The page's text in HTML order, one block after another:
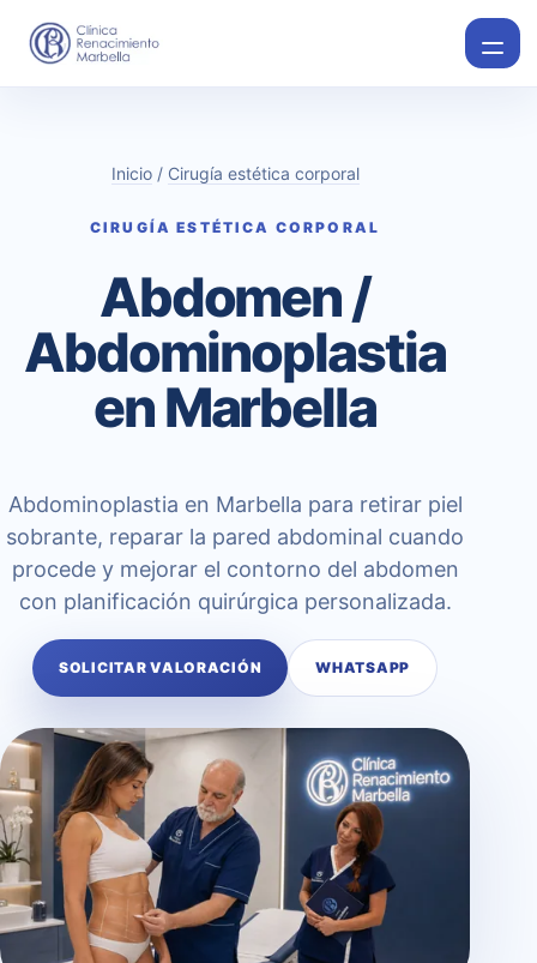
Inicio/ Cirugía estética corporal
CIRUGÍA ESTÉTICA CORPORAL
Abdomen /
Abdominoplastia
en Marbella
Abdominoplastia en Marbella para retirar piel
sobrante, reparar la pared abdominal cuando
procede y mejorar el contorno del abdomen
con planificación quirúrgica personalizada.
SOLICITAR VALORACIÓN WHATSAPP